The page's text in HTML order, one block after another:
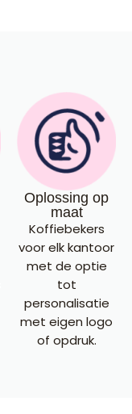
Oplossing op
maat
Koffiebekers
voor elk kantoor
met de optie
tot
personalisatie
met eigen logo
of opdruk.